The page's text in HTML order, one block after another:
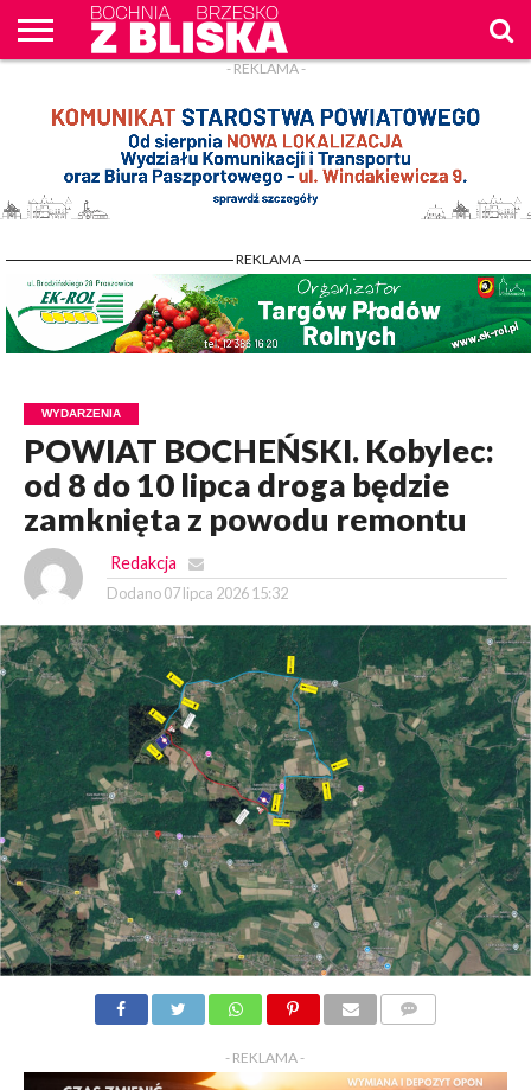
WPROST
REKLAM
- REKLAMA -
- REKLAMA -
WYDARZENIA
POWIAT BOCHEŃSKI. Kobylec:
od 8 do 10 lipca droga będzie
zamknięta z powodu remontu
Redakcja
Dodano 07 lipca 2026 15:32
- REKLAMA -